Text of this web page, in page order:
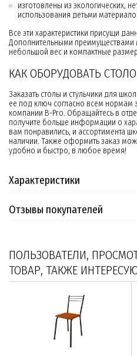
изготовлены из экологических,
использования детьми
Все эти характеристики присущи
Дополнительными преимуществами
небольшой вес и компактные
КАК ОБОРУДОВАТЬ
Заказать столы и стульчики для
ее под ключ согласно всем
компании B-Pro. Обращайтесь в
получите больше информации о
вам понравились, и ассортимента
наличии. Также оформить заказ
удобно и быстро, в любое время!
Характеристики
Отзывы покупателей
ПОЛЬЗОВАТЕЛИ,
ТОВАР, ТАКЖЕ